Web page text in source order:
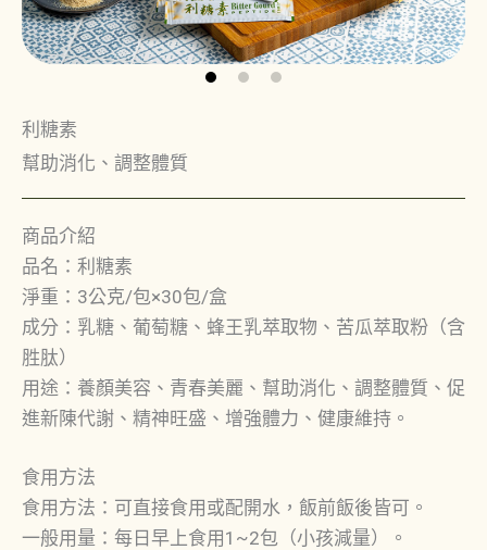
利糖素
幫助消化、調整體質
商品介紹
品名：利糖素
淨重：3公克/包×30包/盒
成分：乳糖、葡萄糖、蜂王乳萃取物、苦瓜萃取粉（含
胜肽）
用途：養顏美容、青春美麗、幫助消化、調整體質、促
進新陳代謝、精神旺盛、增強體力、健康維持。
食用方法
食用方法：可直接食用或配開水，飯前飯後皆可。
一般用量：每日早上食用1~2包（小孩減量）。